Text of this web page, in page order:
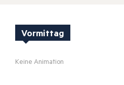
Vormittag
Keine Animation